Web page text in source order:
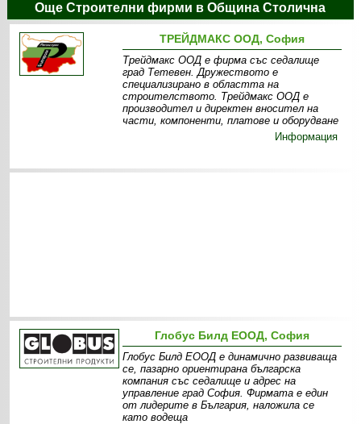
Още Строителни фирми в Община Столична
ТРЕЙДМАКС ООД, София
Трейдмакс ООД е фирма със седалище
град Тетевен. Дружеството е
специализирано в областта на
строителството. Трейдмакс ООД е
производител и директен вносител на
части, компоненти, платове и оборудване
Информация
Глобус Билд ЕООД, София
Глобус Билд ЕООД е динамично развиваща
се, пазарно ориентирана българска
компания със седалище и адрес на
управление град София. Фирмата е един
от лидерите в България, наложила се
като водеща